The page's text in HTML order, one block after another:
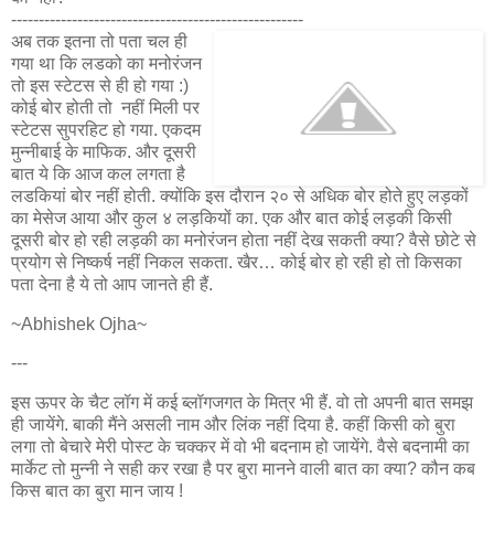
-----------------------------------------------------
अब तक इतना तो पता चल ही
गया था कि लडको का मनोरंजन
तो इस स्टेटस से ही हो गया :)
कोई बोर होती तो नहीं मिली पर
स्टेटस सुपरहिट हो गया. एकदम
मुन्नीबाई के माफिक. और दूसरी
बात ये कि आज कल लगता है
लडकियां बोर नहीं होती. क्योंकि इस दौरान २० से अधिक बोर होते हुए लड़कों
का मेसेज आया और कुल ४ लड़कियों का. एक और बात कोई लड़की किसी
दूसरी बोर हो रही लड़की का मनोरंजन होता नहीं देख सकती क्या? वैसे छोटे से
प्रयोग से निष्कर्ष नहीं निकल सकता. खैर… कोई बोर हो रही हो तो किसका
पता देना है ये तो आप जानते ही हैं.
~Abhishek Ojha~
---
इस ऊपर के चैट लॉग में कई ब्लॉगजगत के मित्र भी हैं. वो तो अपनी बात समझ
ही जायेंगे. बाकी मैंने असली नाम और लिंक नहीं दिया है. कहीं किसी को बुरा
लगा तो बेचारे मेरी पोस्ट के चक्कर में वो भी बदनाम हो जायेंगे. वैसे बदनामी का
मार्केट तो मुन्नी ने सही कर रखा है पर बुरा मानने वाली बात का क्या? कौन कब
किस बात का बुरा मान जाय !